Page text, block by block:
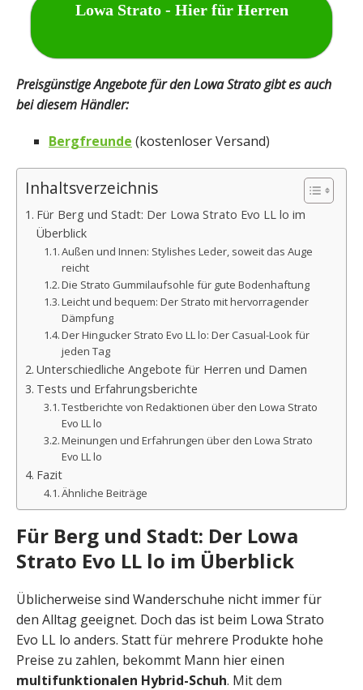
Lowa Strato - Hier für Herren
Preisgünstige Angebote für den Lowa Strato gibt es auch
bei diesem Händler:
Bergfreunde (kostenloser Versand)
Inhaltsverzeichnis
Für Berg und Stadt: Der Lowa Strato Evo LL lo im
Überblick
Außen und Innen: Stylishes Leder, soweit das Auge
reicht
Die Strato Gummilaufsohle für gute Bodenhaftung
Leicht und bequem: Der Strato mit hervorragender
Dämpfung
Der Hingucker Strato Evo LL lo: Der Casual-Look für
jeden Tag
Unterschiedliche Angebote für Herren und Damen
Tests und Erfahrungsberichte
Testberichte von Redaktionen über den Lowa Strato
Evo LL lo
Meinungen und Erfahrungen über den Lowa Strato
Evo LL lo
Fazit
Ähnliche Beiträge
Für Berg und Stadt: Der Lowa
Strato Evo LL lo im Überblick
Üblicherweise sind Wanderschuhe nicht immer für
den Alltag geeignet. Doch das ist beim Lowa Strato
Evo LL lo anders. Statt für mehrere Produkte hohe
Preise zu zahlen, bekommt Mann hier einen
multifunktionalen Hybrid-Schuh. Mit dem